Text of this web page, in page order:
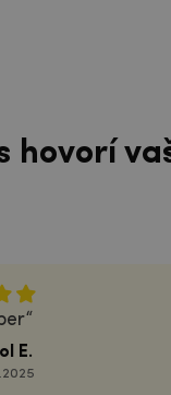
hovorí
E.